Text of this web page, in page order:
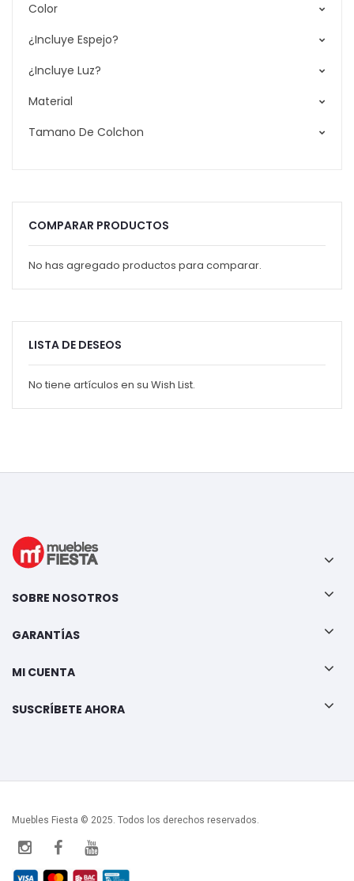
Color
¿Incluye Espejo?
¿Incluye Luz?
Material
Tamano De Colchon
COMPARAR PRODUCTOS
No has agregado productos para comparar.
LISTA DE DESEOS
No tiene artículos en su Wish List.
SOBRE NOSOTROS
GARANTÍAS
MI CUENTA
SUSCRÍBETE AHORA
Muebles Fiesta © 2025. Todos los derechos reservados.